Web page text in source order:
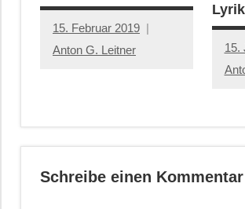
15. Februar 2019
Anton G. Leitner
15.
Schreibe einen Kommentar